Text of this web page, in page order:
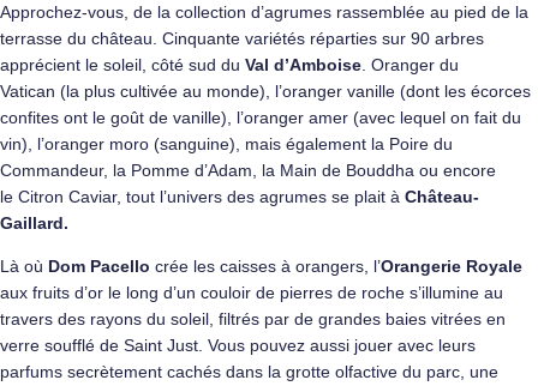
Approchez-vous, de la collection d’agrumes rassemblée au pied de la
terrasse du château. Cinquante variétés réparties sur 90 arbres
apprécient le soleil, côté sud du Val d’Amboise . Oranger du
Vatican (la plus cultivée au monde), l’oranger vanille (dont les écorces
confites ont le goût de vanille), l’oranger amer (avec lequel on fait du
vin), l’oranger moro (sanguine), mais également la Poire du
Commandeur, la Pomme d’Adam, la Main de Bouddha ou encore
le Citron Caviar, tout l’univers des agrumes se plait à Château-
Gaillard.
Là où Dom Pacello crée les caisses à orangers, l’Orangerie Royale
aux fruits d’or le long d’un couloir de pierres de roche s’illumine au
travers des rayons du soleil, filtrés par de grandes baies vitrées en
verre soufflé de Saint Just. Vous pouvez aussi jouer avec leurs
parfums secrètement cachés dans la grotte olfactive du parc, une